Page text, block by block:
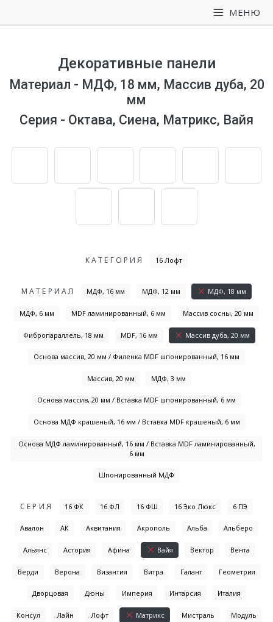
МЕНЮ
Декоративные панели
Материал - МДФ, 18 мм, Массив дуба, 20
мм
Серия - Октава, Сиена, Матрикс, Вайя
КАТЕГОРИЯ 16 Лофт
МАТЕРИАЛ МДФ, 16 мм МДФ, 12 мм МДФ, 18 мм
МДФ, 6 мм MDF ламинированный, 6 мм Массив сосны, 20 мм
Фибропараллель, 18 мм MDF, 16 мм Массив дуба, 20 мм
Основа массив, 20 мм / Филенка MDF шпонированный, 16 мм
Массив, 20 мм МДФ, 3 мм
Основа массив, 20 мм / Вставка MDF шпонированный, 6 мм
Основа МДФ крашеный, 16 мм / Вставка MDF крашеный, 6 мм
Основа МДФ ламинированный, 16 мм / Вставка MDF ламинированный,
6 мм
Шпонированный МДФ
СЕРИЯ 16 ФК 16 ФЛ 16 ФШ 16 Эко Люкс 6 ПЭ
Авалон АК Аквитания Акрополь Альба Альберо
Альянс Астория Афина Вайя Вектор Вента
Верди Верона Византия Витра Галант Геометрия
Дворцовая Дюны Империя Интарсия Италия
Консул Лайн Лофт Матрикс Мистраль Модуль